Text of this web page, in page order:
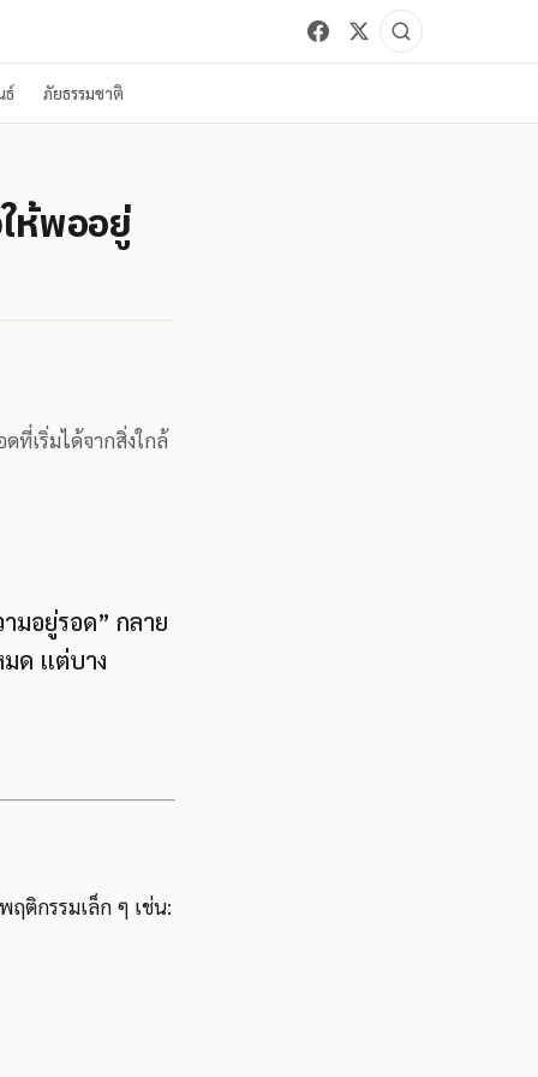
ธ์ ภัยธรรมชาติ
ห้พออยู่
ที่เริ่มได้จากสิ่งใกล้
มอยู่รอด” กลาย
มด แต่บาง
ฤติกรรมเล็ก ๆ เช่น: